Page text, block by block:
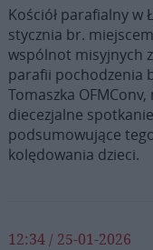
Kościół parafialny w
stycznia br.
wspólnot misyjnych
parafii pochodzenia
Tomaszka
diecezjalne
podsumowujące
kolędowania dzieci.
12:34 / 25-01-2026